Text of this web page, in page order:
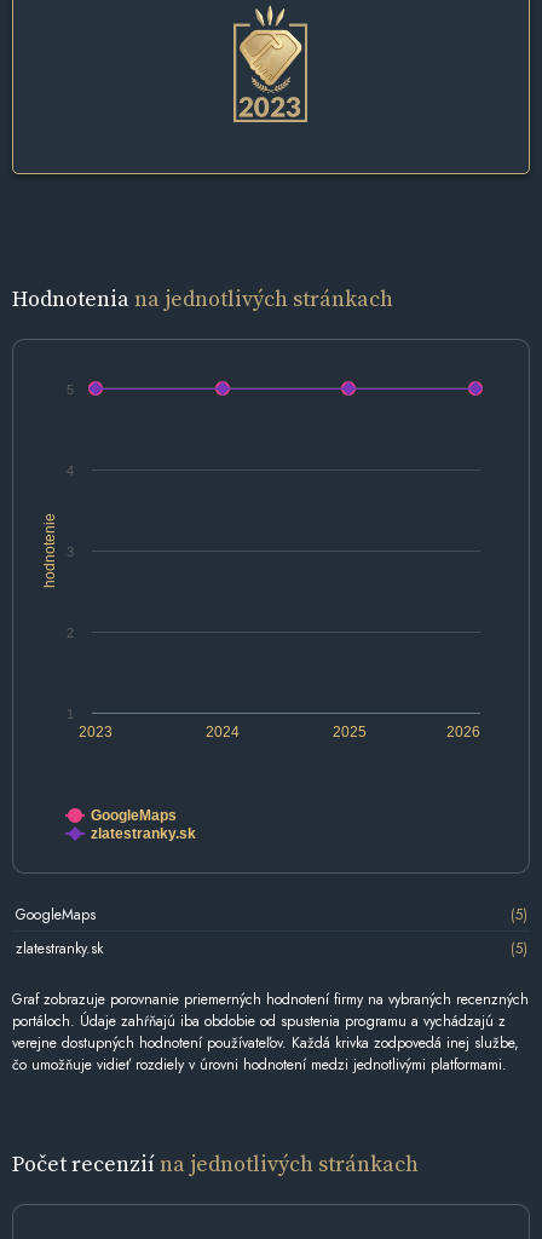
Hodnoteniana jednotlivých stránkach
hodnotenie
2024 2026
2023 2025
1
2
3
4
5
GoogleMaps
zlatestranky.sk
GoogleMaps
(5)
zlatestranky.sk
(5)
Graf zobrazuje porovnanie priemerných hodnotení firmy na vybraných recenzných
portáloch. Údaje zahŕňajú iba obdobie od spustenia programu a vychádzajú z
verejne dostupných hodnotení používateľov. Každá krivka zodpovedá inej službe,
čo umožňuje vidieť rozdiely v úrovni hodnotení medzi jednotlivými platformami.
Počet recenziína jednotlivých stránkach